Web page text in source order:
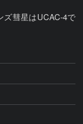
ズ彗星はUCAC-4で